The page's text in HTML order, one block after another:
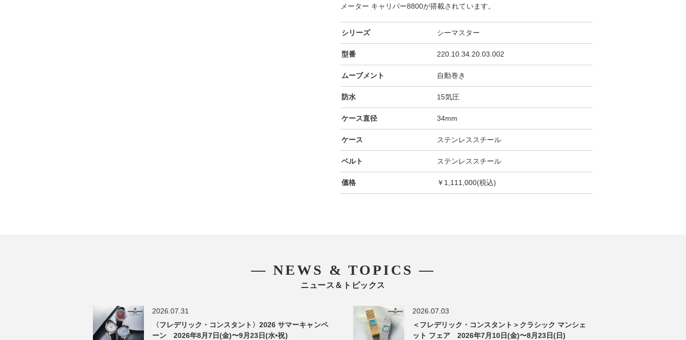
メーター キャリバー8800が搭載されています。
シリーズ シーマスター
型番 220.10.34.20.03.00 2
ムーブメント 自動巻き
防水 15気圧
ケース直径 34mm
ケース ステンレススチール
ベルト ステンレススチール
価格 ￥1,111,000(税込)
― NEWS & TOPICS ―
ニュース＆トピックス
2026.07.31
〈フレデリック・コンスタント〉2026 サマーキャンペ
ーン 2026年8月7日(金)〜9月23日(水•祝)
2026.07.03
＜フレデリック・コンスタント＞クラシック マンシェ
ット フェア 2026年7月10日(金)〜8月23日(日)